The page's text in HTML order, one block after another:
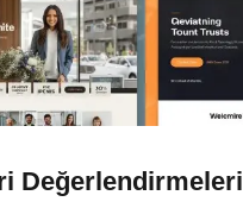
Değerlendirmeleri